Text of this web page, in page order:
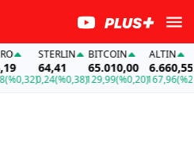
STERLIN
64,41
0,24(%0,38)
BITCOIN
65.010,00
129,99(%0,20)
ALTIN
6.660,55
167,96(%2,59)-